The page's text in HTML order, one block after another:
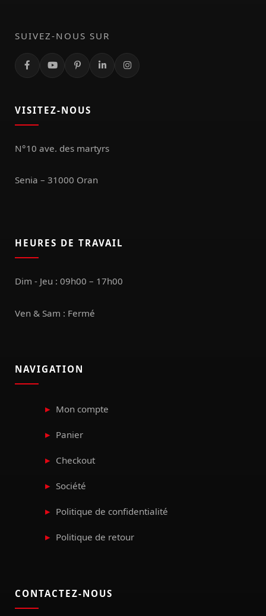
SUIVEZ-NOUS SUR
VISITEZ-NOUS
N°10 ave. des martyrs
Senia – 31000 Oran
HEURES DE TRAVAIL
Dim - Jeu : 09h00 – 17h00
Ven & Sam : Fermé
NAVIGATION
Mon compte
Panier
Checkout
Société
Politique de confidentialité
Politique de retour
CONTACTEZ-NOUS